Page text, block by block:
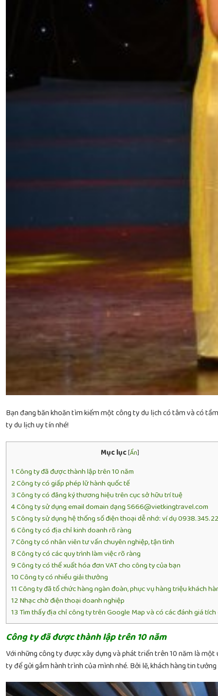
Bạn đang băn khoăn tìm kiếm một công ty du lịch có tâm và có
ty du lịch uy tín nhé!
Mục lục[Ẩn]
1 Công ty đã được thành lập trên 10 năm
2Công ty có giấp phép lữ hành quốc tế
3Công ty có đăng ký thương hiệu trên cục sở hữu trí tuệ
4Công ty sử dụng email domain dạng S666@vietkingtravel.com
5Công ty sử dụng hệ thống số điện thoại dễ nhớ: ví dụ
6Công ty có địa chỉ kinh doanh rõ ràng
7Công ty có nhân viên tư vấn chuyên nghiệp, tận tình
8Công ty có các quy trình làm việc rõ ràng
9Công ty có thể xuất hóa đơn VAT cho công ty của bạn
10Công ty có nhiều giải thưởng
11 Công ty đã tổ chức hàng ngàn đoàn, phục vụ hàng triệu khách
12 Nhạc chờ điện thoại doanh nghiệp
13Tìm thấy địa chỉ công ty trên Google Map và có các đánh giá
Công ty đã được thành lập trên 10 năm
Với những công ty được xây dựng và phát triển trên 10 năm là
ty để gửi gắm hành trình của mình nhé. Bởi lẽ, khách hàng tin